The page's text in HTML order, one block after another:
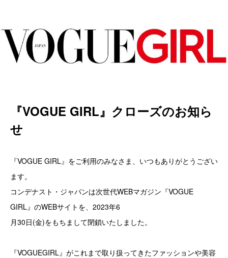
『VOGUE GIRL』クローズのお知ら
せ
『VOGUE GIRL』をご利用のみなさま、いつもありがとうござい
ます。
コンデナスト・ジャパンは次世代WEBマガジン『VOGUE
GIRL』のWEBサイトを、2023年6
月30日(金)をもちまして閉鎖いたしました。
『VOGUEGIRL』がこれまで取り扱ってきたファッションや美容